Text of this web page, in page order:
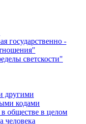
государственно -
светскости"
другими
кодами
обществе в целом
человека